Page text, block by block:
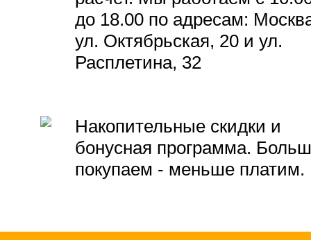
до 18.00 по адресам:
ул. Октябрьская, 20 и ул.
Расплетина, 32
Накопительные скидки и
бонусная программа.
покупаем - меньше платим.